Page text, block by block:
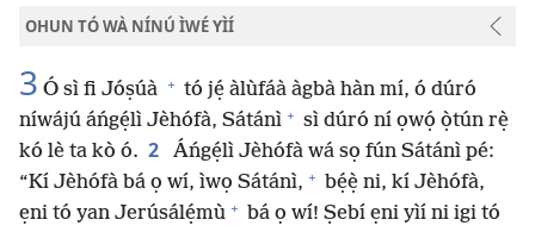
OHUN TÓ WÀ NÍNÚ ÌWÉ YÌÍ
3 Ó sì fi Jóṣúà + tó jẹ́ àlùfáà àgbà hàn mí, ó dúró
níwájú áńgẹ́lì Jèhófà, Sátánì + sì dúró ní ọwọ́ ọ̀tún rẹ̀
kó lè ta kò ó. 2
Áńgẹ́lì Jèhófà wá sọ fún Sátánì pé:
“Kí Jèhófà bá ọ wí, ìwọ Sátánì, + bẹ́ẹ̀ ni, kí Jèhófà,
ẹni tó yan Jerúsálẹ́mù + bá ọ wí! Ṣebí ẹni yìí ni igi tó